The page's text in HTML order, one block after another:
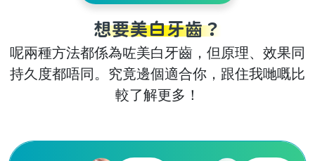
想要美白牙齒？
呢兩種方法都係為咗美白牙齒，但原理、效果同
持久度都唔同。究竟邊個適合你，跟住我哋嘅比
較了解更多！